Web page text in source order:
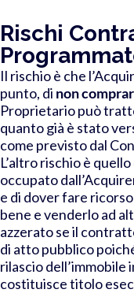
Rischi
Il rischio è che
punto, di non
Proprietario può
quanto già è stato
come previsto dal
L’altro rischio è
occupato
e di dover fare
bene e venderlo ad
azzerato se il
di atto pubblico
rilascio dell’immobile
costituisce titolo